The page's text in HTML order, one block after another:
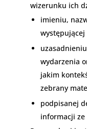
wizerunku ich
imieniu,
występującej
wydarzenia
jakim
zebrany
podpisanej
informacji ze